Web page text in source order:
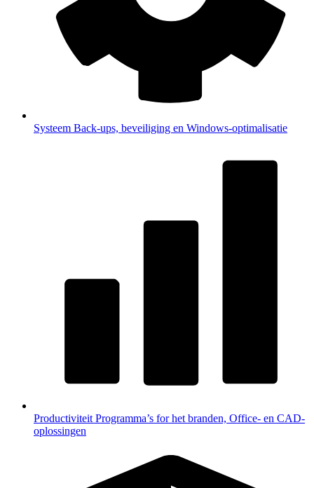
Systeem Back-ups, beveiliging en Windows-optimalisatie
Productiviteit Programma’s for het branden, Office- en CAD-
oplossingen